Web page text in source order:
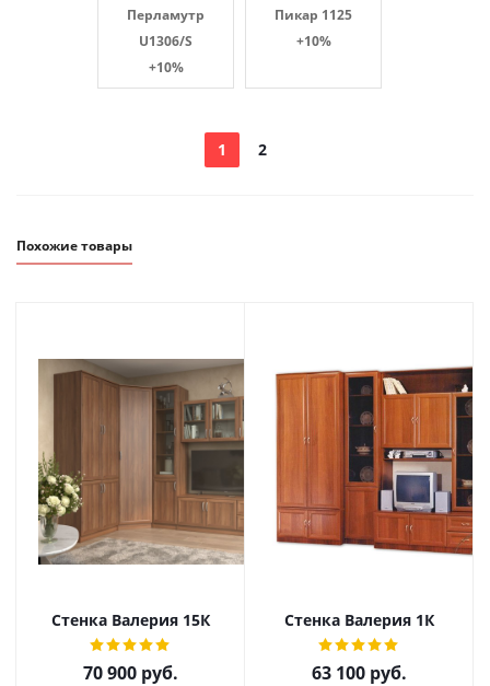
Перламутр
U1306/S
+10%
Пикар 1125
+10%
1 2
Похожие товары
Стенка Валерия 15К
70 900 руб.
Стенка Валерия 1К
63 100 руб.